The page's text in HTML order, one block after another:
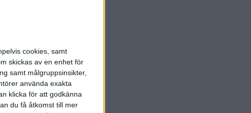
cookies, samt
skickas av en enhet för
samt målgruppsinsikter,
använda exakta
klicka för att godkänna
du få åtkomst till mer